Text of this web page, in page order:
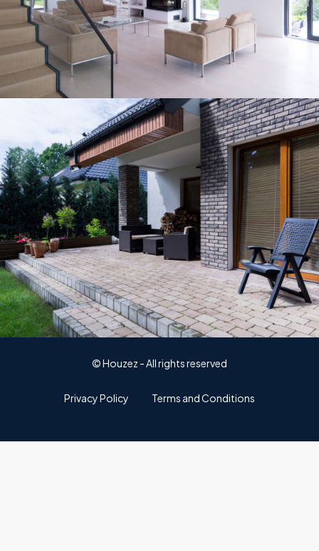
© Houzez - All rights reserved
Privacy Policy Terms and Conditions